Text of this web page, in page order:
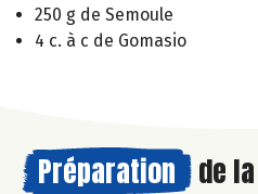
250 g de Semoule
4 c. à c de Gomasio
Préparation de la